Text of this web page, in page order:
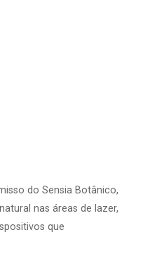
do Sensia Botânico,
nas áreas de lazer,
que